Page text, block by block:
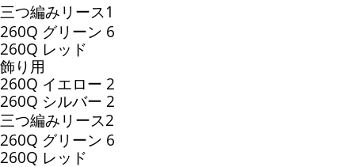
三つ編みリース1
260Q グリーン 6
260Q レッド
飾り用
260Q イエロー 2
260Q シルバー 2
三つ編みリース2
260Q グリーン 6
260Q レッド